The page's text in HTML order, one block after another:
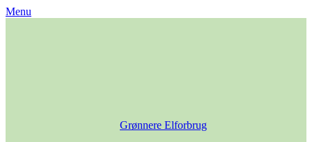
Skip
Menu
Grønnere Elforbrug